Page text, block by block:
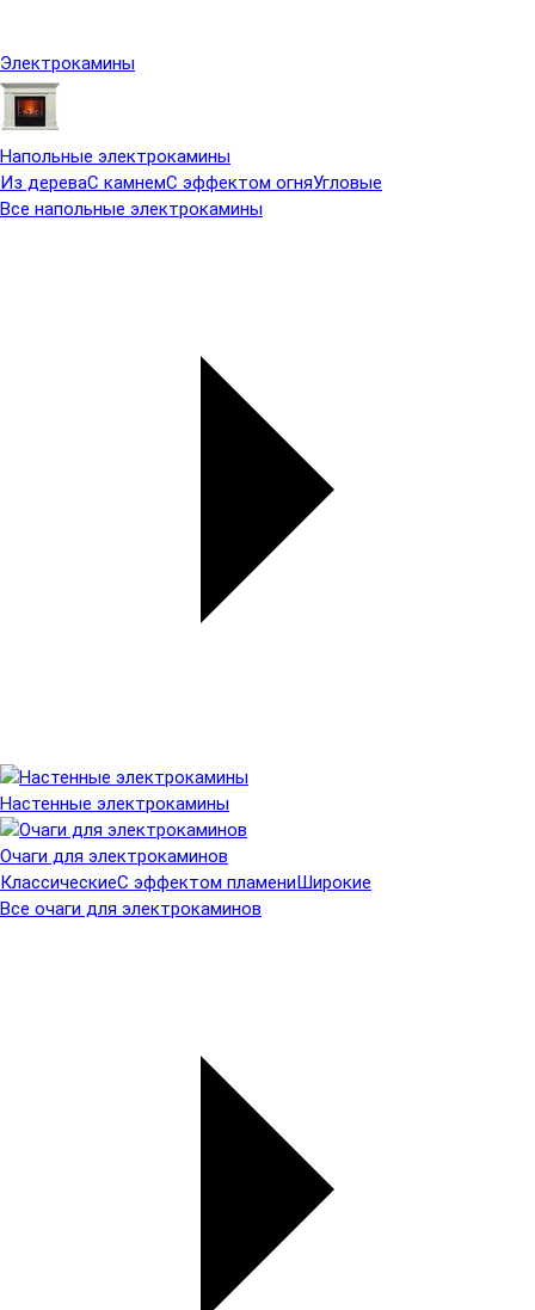
Электрокамины
Напольные электрокамины
Из дереваС камнемС эффектом огняУгловые
Все напольные электрокамины
Настенные электрокамины
Очаги для электрокаминов
КлассическиеС эффектом пламениШирокие
Все очаги для электрокаминов